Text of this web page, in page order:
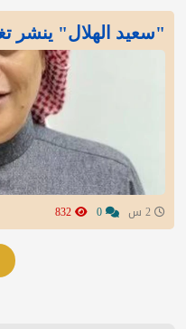
"سعيد الهلال" ينشر